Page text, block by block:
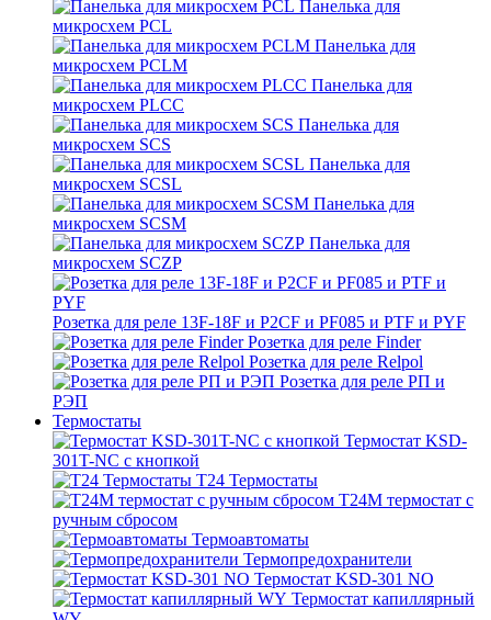
Панелька для
микросхем PCL
Панелька для
микросхем PCLM
Панелька для
микросхем PLCC
Панелька для
микросхем SCS
Панелька для
микросхем SCSL
Панелька для
микросхем SCSM
Панелька для
микросхем SCZP
Розетка для реле 13F-18F и P2CF и PF085 и PTF и PYF
Розетка для реле Finder
Розетка для реле Relpol
Розетка для реле РП и
РЭП
Термостаты
Термостат KSD-
301T-NC с кнопкой
T24 Термостаты
T24M термостат с
ручным сбросом
Термоавтоматы
Термопредохранители
Термостат KSD-301 NO
Термостат капиллярный